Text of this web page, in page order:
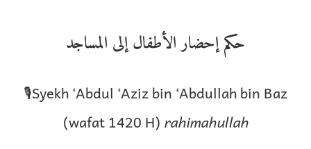
حكم إحضار الأطفال إلى المساجد
🎙Syekh ‘Abdul ‘Aziz bin ‘Abdullah bin Baz
(wafat 1420 H) rahimahullah